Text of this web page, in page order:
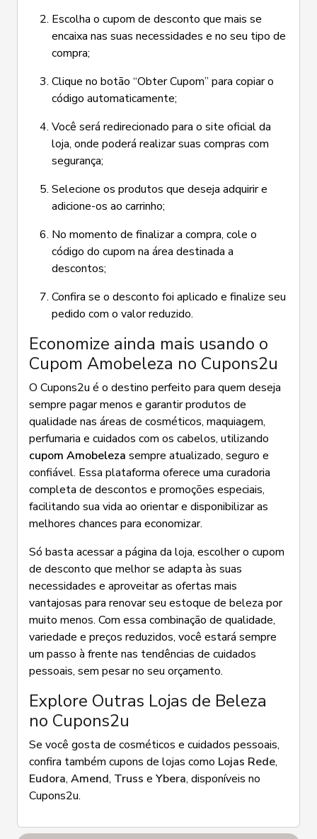
Escolha o cupom de desconto que mais se
encaixa nas suas necessidades e no seu tipo de
compra;
Clique no botão “Obter Cupom” para copiar o
código automaticamente;
Você será redirecionado para o site oficial da
loja, onde poderá realizar suas compras com
segurança;
Selecione os produtos que deseja adquirir e
adicione-os ao carrinho;
No momento de finalizar a compra, cole o
código do cupom na área destinada a
descontos;
Confira se o desconto foi aplicado e finalize seu
pedido com o valor reduzido.
Economize ainda mais usando o
Cupom Amobeleza no Cupons2u
O Cupons2u é o destino perfeito para quem deseja
sempre pagar menos e garantir produtos de
qualidade nas áreas de cosméticos, maquiagem,
perfumaria e cuidados com os cabelos, utilizando
cupom Amobeleza sempre atualizado, seguro e
confiável. Essa plataforma oferece uma curadoria
completa de descontos e promoções especiais,
facilitando sua vida ao orientar e disponibilizar as
melhores chances para economizar.
Só basta acessar a página da loja, escolher o cupom
de desconto que melhor se adapta às suas
necessidades e aproveitar as ofertas mais
vantajosas para renovar seu estoque de beleza por
muito menos. Com essa combinação de qualidade,
variedade e preços reduzidos, você estará sempre
um passo à frente nas tendências de cuidados
pessoais, sem pesar no seu orçamento.
Explore Outras Lojas de Beleza
no Cupons2u
Se você gosta de cosméticos e cuidados pessoais,
confira também cupons de lojas como Lojas Rede,
Eudora, Amend, Truss e Ybera, disponíveis no
Cupons2u.